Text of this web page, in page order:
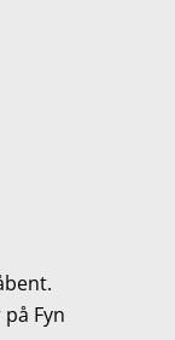
Fyn